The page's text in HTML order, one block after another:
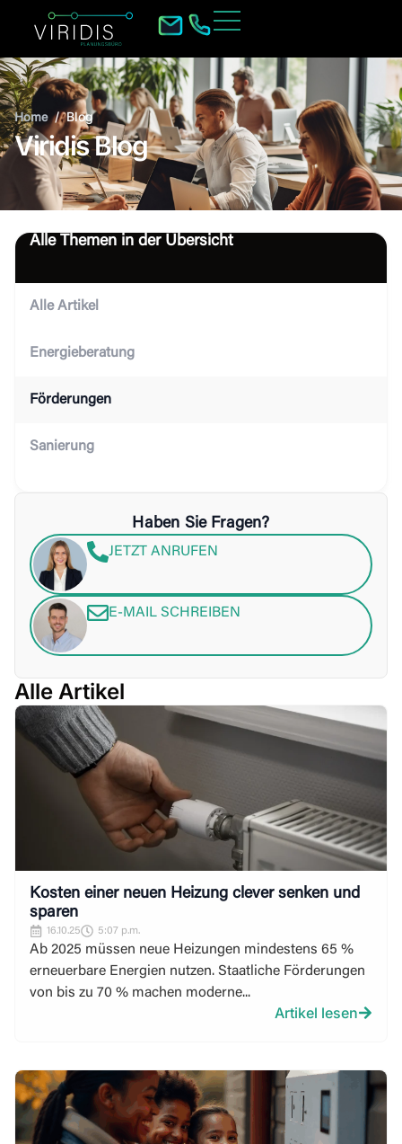
Home/Blog
Viridis Blog
Alle Themen in der Übersicht
Energieberatung
Förderungen
Sanierung
Alle Artikel
Haben Sie Fragen?
JETZT ANRUFEN
E-MAIL SCHREIBEN
Alle Artikel
Kosten einer neuen Heizung clever senken und
sparen
16.10.25 5:07 p.m.
Ab 2025 müssen neue Heizungen mindestens 65 %
erneuerbare Energien nutzen. Staatliche Förderungen
von bis zu 70 % machen moderne...
Artikel lesen